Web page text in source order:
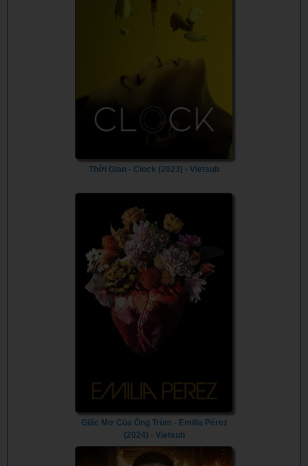
Thời Gian - Clock (2023) - Vietsub
Giấc Mơ Của Ông Trùm - Emilia Pérez
(2024) - Vietsub